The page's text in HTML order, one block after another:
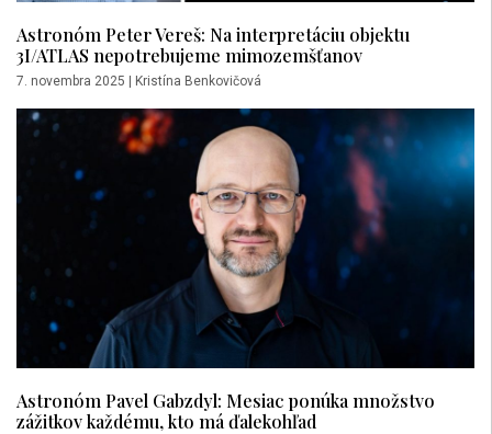
Astronóm Peter Vereš: Na interpretáciu objektu
3I/ATLAS nepotrebujeme mimozemšťanov
7. novembra 2025 Kristína Benkovičová
Astronóm Pavel Gabzdyl: Mesiac ponúka množstvo
zážitkov každému, kto má ďalekohľad